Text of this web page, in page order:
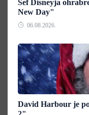
Šef Disneyja
New Day"
06.08.2026.
David Harbour je